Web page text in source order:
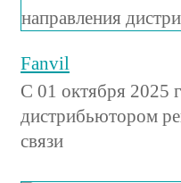
Fanvil
С 01 октября 2025
дистрибьютором
связи